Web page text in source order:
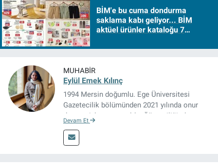
BİM'e bu cuma dondurma
saklama kabı geliyor... BİM
aktüel ürünler kataloğu 7
MUHABIR
Eylül Emek Kılınç
1994 Mersin doğumlu. Ege Üniversitesi
Gazetecilik bölümünden 2021 yılında onur
derecesiyle mezun oldu. Öğrenciliğinde
çeşitli mecralarda edindiği yarı-profesyonel
deneyimin dışında kapatılana kadar Artı TV
ve TELE1 TV Ankara bürolarında editör ve
Devam Et